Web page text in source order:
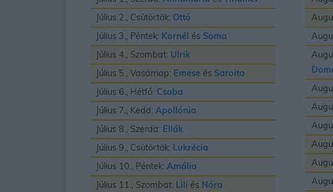
Július 2., Csütörtök: Ottó
Július 3., Péntek: Kornél és Soma
Július 4., Szombat: Ulrik
Július 5., Vasárnap: Emese és Sarolta
Július 6., Hétfő: Csaba
Július 7., Kedd: Apollónia
Július 8., Szerda: Ellák
Július 9., Csütörtök: Lukrécia
Július 10., Péntek: Amália
Július 11., Szombat: Lili és Nóra